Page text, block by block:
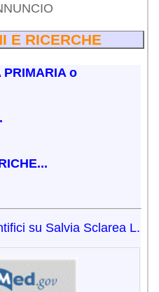
E RICERCHE
PRIMARIA o
su Salvia Sclarea L.